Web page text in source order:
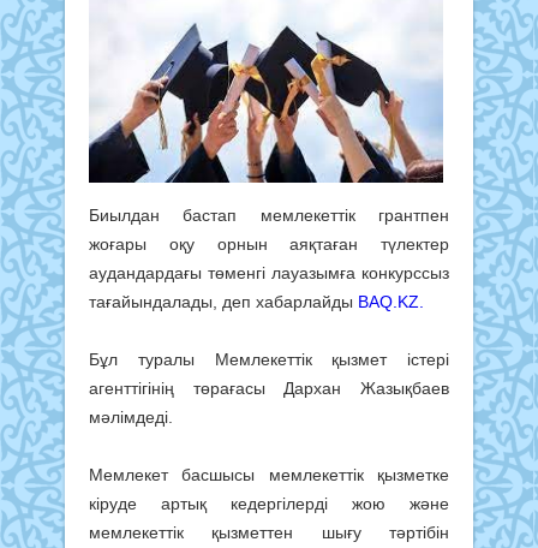
Биылдан бастап мемлекеттік грантпен
жоғары оқу орнын аяқтаған түлектер
аудандардағы төменгі лауазымға конкурссыз
тағайындалады, деп хабарлайды BAQ.KZ.
Бұл туралы Мемлекеттік қызмет істері
агенттігінің төрағасы Дархан Жазықбаев
мәлімдеді.
Мемлекет басшысы мемлекеттік қызметке
кіруде артық кедергілерді жою және
мемлекеттік қызметтен шығу тәртібін